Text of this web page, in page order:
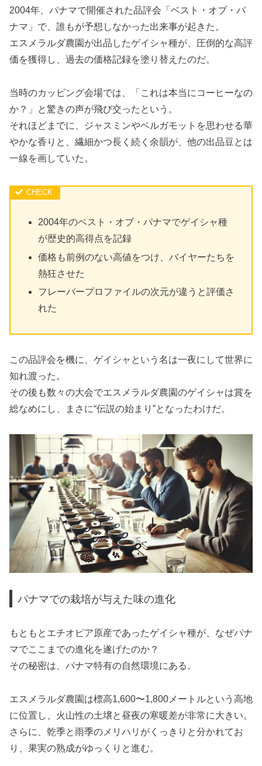
2004年、パナマで開催された品評会「ベスト・オブ・パ
ナマ」で、誰もが予想しなかった出来事が起きた。
エスメラルダ農園が出品したゲイシャ種が、圧倒的な高評
価を獲得し、過去の価格記録を塗り替えたのだ。
当時のカッピング会場では、「これは本当にコーヒーなの
か？」と驚きの声が飛び交ったという。
それほどまでに、ジャスミンやベルガモットを思わせる華
やかな香りと、繊細かつ長く続く余韻が、他の出品豆とは
一線を画していた。
2004年のベスト・オブ・パナマでゲイシャ種
が歴史的高得点を記録
価格も前例のない高値をつけ、バイヤーたちを
熱狂させた
フレーバープロファイルの次元が違うと評価さ
れた
この品評会を機に、ゲイシャという名は一夜にして世界に
知れ渡った。
その後も数々の大会でエスメラルダ農園のゲイシャは賞を
総なめにし、まさに“伝説の始まり”となったわけだ。
パナマでの栽培が与えた味の進化
もともとエチオピア原産であったゲイシャ種が、なぜパナ
マでここまでの進化を遂げたのか？
その秘密は、パナマ特有の自然環境にある。
エスメラルダ農園は標高1,600〜1,800メートルという高地
に位置し、火山性の土壌と昼夜の寒暖差が非常に大きい。
さらに、乾季と雨季のメリハリがくっきりと分かれてお
り、果実の熟成がゆっくりと進む。